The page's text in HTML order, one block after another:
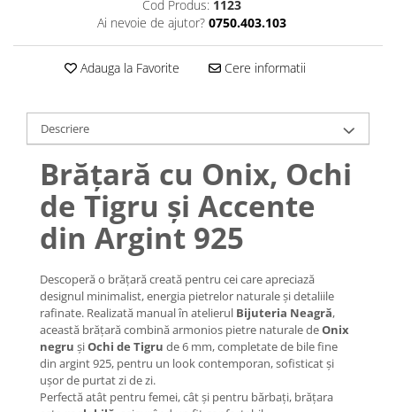
Lănțișoare cu Semilună
Lănțișoare cu Zodii
Lănțișoare cu Animale
Lănțișoare cu Molecule
Lănțișoare Argint Diverse
COLIERE CU PERLE
Coliere cu Perle Naturale
Coliere cu Perle Preciosa
COLIERE ȘNUR REGLABIL
Coliere cu Inimioare
Coliere cu Stea
Coliere cu Soare
Coliere cu Semilună
Coliere cu Zodii
Coliere cu Flori
Coliere cu Animale
Cod Produs: 1123
Ai nevoie de ajutor? 0750.403.103
Adauga la Favorite Cere informatii
Descriere
Brățară cu Onix, Ochi
de Tigru și Accente
din Argint 925
Descoperă o brățară creată pentru cei care apreciază
designul minimalist, energia pietrelor naturale și detaliile
rafinate. Realizată manual în atelierul Bijuteria Neagră,
această brățară combină armonios pietre naturale deOnix
negru șiOchi de Tigru de 6 mm, completate de bile fine
din argint 925, pentru un look contemporan, sofisticat și
ușor de purtat zi de zi.
Perfectă atât pentru femei, cât și pentru bărbați, brățara